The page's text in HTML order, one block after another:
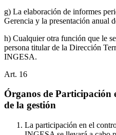
g) La elaboración de informes
Gerencia y la presentación anual
h) Cualquier otra función que le
persona titular de la Dirección
INGESA.
Art. 16
Órganos de
de la gestión
La participación en el